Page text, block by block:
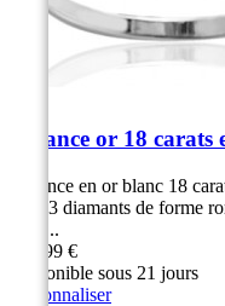
Alliance or 18
Alliance en or blanc 18
rail 13 diamants de forme
Serti...
599,99 €
Disponible sous 21 jours
Personnaliser